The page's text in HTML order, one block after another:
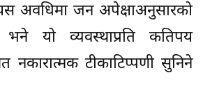
अवधिमा जन अपेक्षाअनुसारको
यो व्यवस्थाप्रति कतिपय
नकारात्मक टीकाटिप्पणी सुनिने